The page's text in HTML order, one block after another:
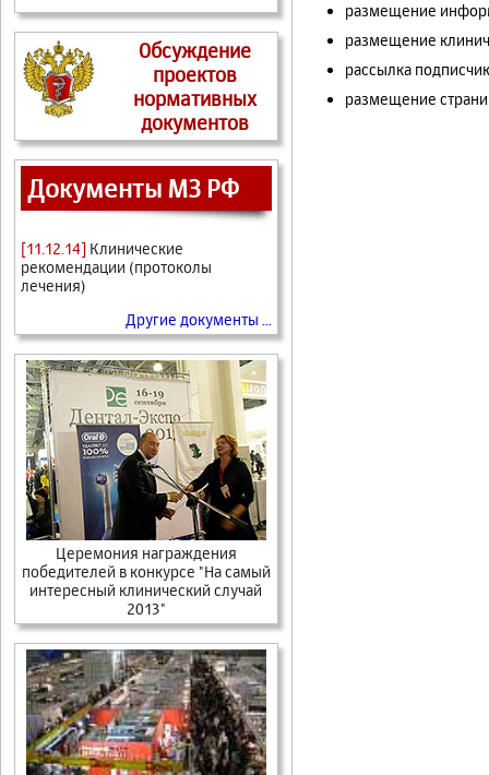
Обсуждение
проектов
нормативных
документов
Документы МЗ РФ
[11.12.14] Клинические
рекомендации (протоколы
лечения)
Другие документы ...
Церемония награждения
победителей в конкурсе "На самый
интересный клинический случай
2013"
размещение
размещение
рассылка
размещение